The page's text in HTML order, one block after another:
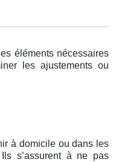
éléments nécessaires
les ajustements ou
à domicile ou dans les
s’assurent à ne pas